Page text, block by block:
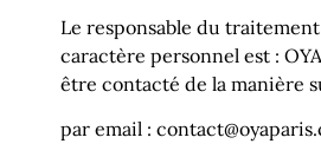
Le responsable du
caractère personnel est :
être contacté de la manière
par email :